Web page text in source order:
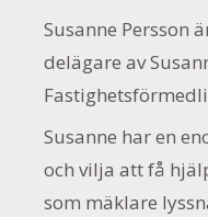
Susanne Persson
delägare av
Susanne har en
och vilja att få
som mäklare